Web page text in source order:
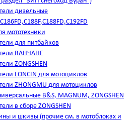
дизельные
мототехники
для питбайков
ВАНЧАНГ
ZONGSHEN
LONCIN для мотоциклов
ZHONGMU для мотоциклов
B&S, MAGNUM, ZONGSHEN
в сборе ZONGSHEN
и шкивы (прочие см. в мотоблоках и